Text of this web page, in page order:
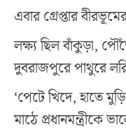
এবার গ্রেপ্তার
লক্ষ্য ছিল বাঁকুড়া,
দুবরাজপুরে পাথুরে
‘পেটে খিদে, হাতে
মাঠে প্রধানমন্ত্রীকে